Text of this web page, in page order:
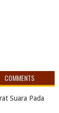
COMMENTS
Suara Pada